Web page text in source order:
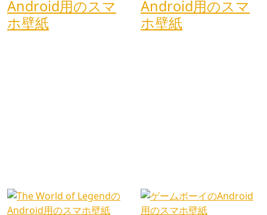
Android用のスマ
ホ壁紙
Android用のスマ
ホ壁紙